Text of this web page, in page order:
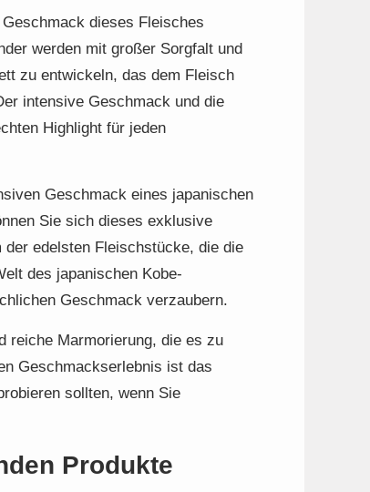
dieses Fleisches
werden mit großer Sorgfalt und
zu entwickeln, das dem Fleisch
intensive Geschmack und die
Highlight für jeden
Geschmack eines japanischen
Sie sich dieses exklusive
edelsten Fleischstücke, die die
des japanischen Kobe-
Geschmack verzaubern.
reiche Marmorierung, die es zu
Geschmackserlebnis ist das
sollten, wenn Sie
Produkte